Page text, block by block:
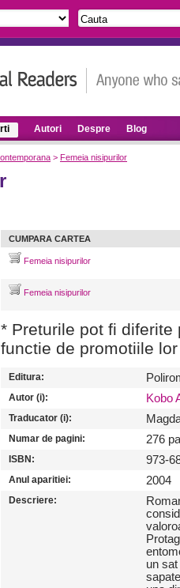
Autori Despre Blog
> Femeia nisipurilor
CUMPARA CARTEA
Femeia nisipurilor
Femeia nisipurilor
* Preturile pot fi
functie de promotiile
Editura:
Autor (i): Kobo
Traducator (i):
Numar de pagini: 276
ISBN: 973-
Anul aparitiei: 2004
Descriere:
un